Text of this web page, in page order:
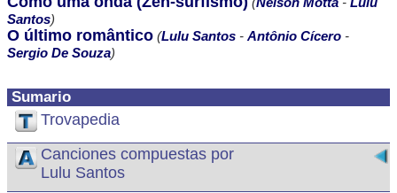
Sumario
Trovapedia
Canciones compuestas por
Lulu Santos
Santos)
O último romântico (Lulu Santos - Antônio Cícero -
Sergio De Souza)